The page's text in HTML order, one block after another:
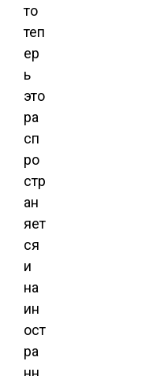
то
теп
ер
ь
это
ра
сп
ро
стр
ан
яет
ся
и
на
ин
ост
ра
нн